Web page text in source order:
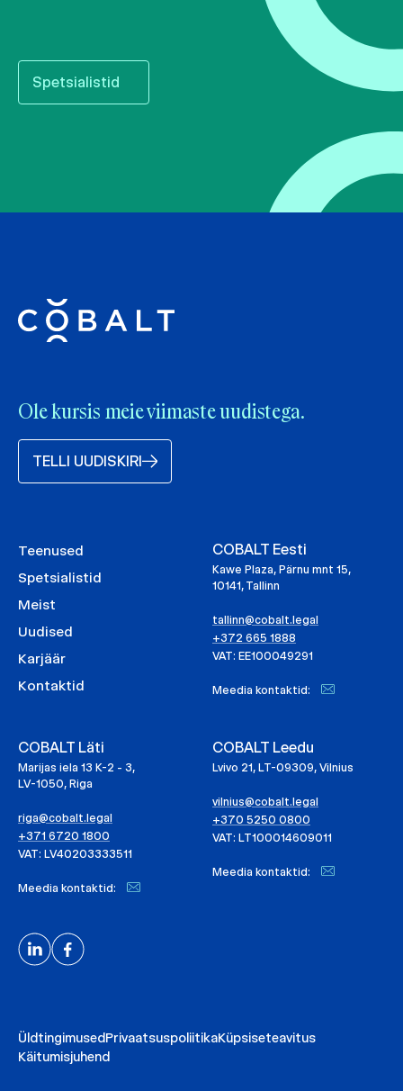
Spetsialistid
Ole kursis meie viimaste uudistega.
TELLI UUDISKIRI
Teenused
Spetsialistid
Meist
Uudised
Karjäär
Kontaktid
COBALT Eesti
Kawe Plaza, Pärnu mnt 15,
10141, Tallinn
tallinn@cobalt.legal
+372 665 1888
VAT: EE100049291
Meedia kontaktid:
COBALT Läti
Marijas iela 13 K-2 - 3,
LV-1050, Riga
riga@cobalt.legal
+371 6720 1800
VAT: LV40203333511
Meedia kontaktid:
COBALT Leedu
Lvivo 21, LT-09309, Vilnius
vilnius@cobalt.legal
+370 5250 0800
VAT: LT100014609011
Meedia kontaktid:
ÜldtingimusedPrivaatsuspoliitikaKüpsiseteavitus
Käitumisjuhend